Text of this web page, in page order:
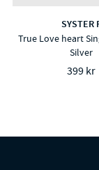
SYSTER
True Love heart
Silver
399 kr